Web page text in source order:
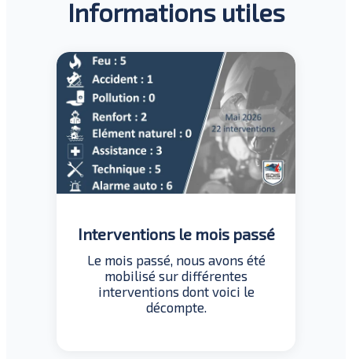
Informations utiles
Interventions le mois passé
Le mois passé, nous avons été
mobilisé sur différentes
interventions dont voici le
décompte.